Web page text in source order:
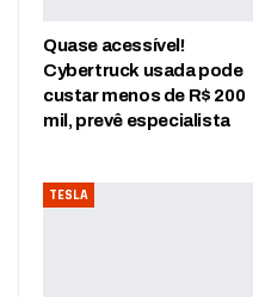
Quase acessível!
Cybertruck usada pode
custar menos de R$ 200
mil, prevê especialista
TESLA